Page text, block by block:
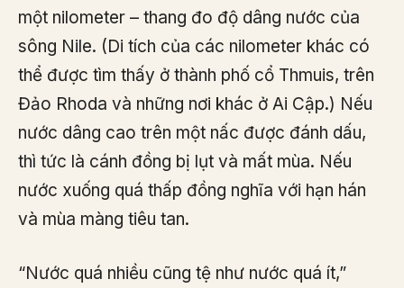
một nilometer – thang đo độ dâng nước của
sông Nile. (Di tích của các nilometer khác có
thể được tìm thấy ở thành phố cổ Thmuis, trên
Đảo Rhoda và những nơi khác ở Ai Cập.) Nếu
nước dâng cao trên một nấc được đánh dấu,
thì tức là cánh đồng bị lụt và mất mùa. Nếu
nước xuống quá thấp đồng nghĩa với hạn hán
và mùa màng tiêu tan.
“Nước quá nhiều cũng tệ như nước quá ít,”